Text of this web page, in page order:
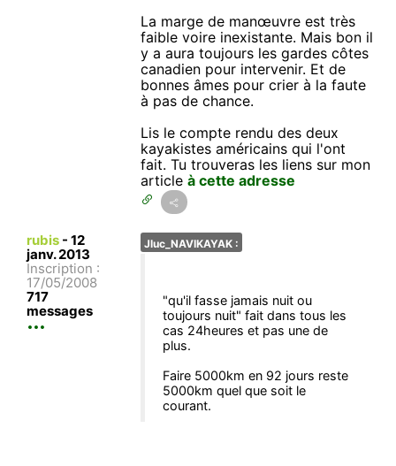
La marge de manœuvre est très
faible voire inexistante. Mais bon il
y a aura toujours les gardes côtes
canadien pour intervenir. Et de
bonnes âmes pour crier à la faute
à pas de chance.
Lis le compte rendu des deux
kayakistes américains qui l'ont
fait. Tu trouveras les liens sur mon
articleà cette adresse
rubis - 12
janv. 2013
Inscription :
17/05/2008
717
messages
Jluc_NAVIKAYAK :
"qu'il fasse jamais nuit ou
toujours nuit" fait dans tous les
cas 24heures et pas une de
plus.
Faire 5000km en 92 jours reste
5000km quel que soit le
courant.